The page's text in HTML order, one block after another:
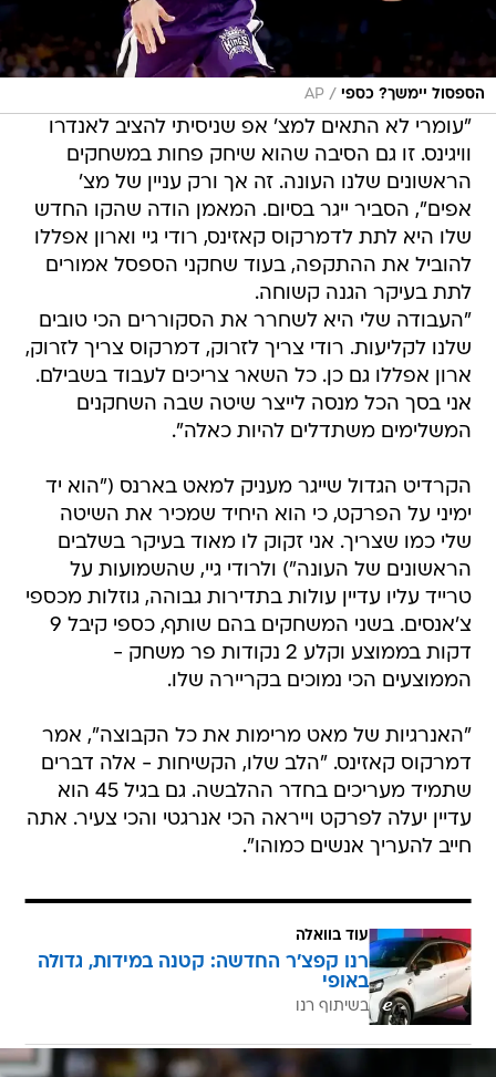
הספסול יימשך? כספי /
AP
"עומרי לא התאים למצ' אפ שניסיתי להציב לאנדרו
וויגינס. זו גם הסיבה שהוא שיחק פחות במשחקים
הראשונים שלנו העונה. זה אך ורק עניין של מצ'
אפים", הסביר ייגר בסיום. המאמן הודה שהקו החדש
שלו היא לתת לדמרקוס קאזינס, רודי גיי וארון אפללו
להוביל את ההתקפה, בעוד שחקני הספסל אמורים
לתת בעיקר הגנה קשוחה.
"העבודה שלי היא לשחרר את הסקוררים הכי טובים
שלנו לקליעות. רודי צריך לזרוק, דמרקוס צריך לזרוק,
ארון אפללו גם כן. כל השאר צריכים לעבוד בשבילם.
אני בסך הכל מנסה לייצר שיטה שבה השחקנים
המשלימים משתדלים להיות כאלה".
הקרדיט הגדול שייגר מעניק למאט בארנס ("הוא יד
ימיני על הפרקט, כי הוא היחיד שמכיר את השיטה
שלי כמו שצריך. אני זקוק לו מאוד בעיקר בשלבים
הראשונים של העונה") ולרודי גיי, שהשמועות על
טרייד עליו עדיין עולות בתדירות גבוהה, גוזלות מכספי
צ'אנסים. בשני המשחקים בהם שותף, כספי קיבל 9
דקות בממוצע וקלע 2 נקודות פר משחק -
הממוצעים הכי נמוכים בקריירה שלו.
"האנרגיות של מאט מרימות את כל הקבוצה", אמר
דמרקוס קאזינס. "הלב שלו, הקשיחות - אלה דברים
שתמיד מעריכים בחדר ההלבשה. גם בגיל 45 הוא
עדיין יעלה לפרקט וייראה הכי אנרגטי והכי צעיר. אתה
חייב להעריך אנשים כמוהו".
עוד בוואלה
רנו קפצ'ר החדשה: קטנה במידות, גדולה
באופי
בשיתוף רנו